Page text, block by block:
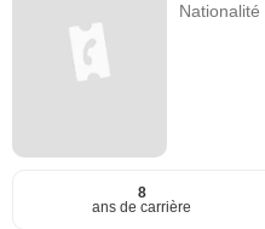
Nationalité
8
ans de carrière